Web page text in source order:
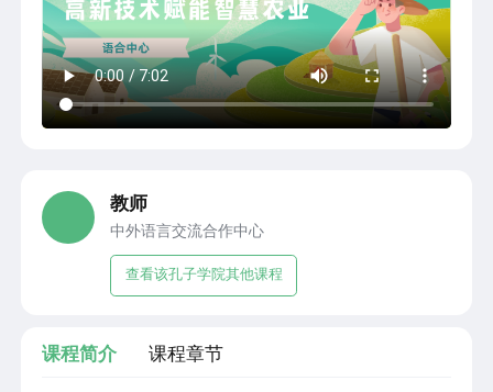
教师
中外语言交流合作中心
查看该孔子学院其他课程
课程简介 课程章节